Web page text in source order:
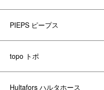
PIEPS ピープス
topo トポ
Hultafors ハルタホース